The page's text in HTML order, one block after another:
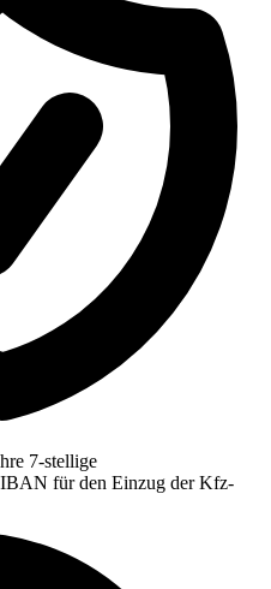
7-stellige
IBAN für den Einzug der Kfz-